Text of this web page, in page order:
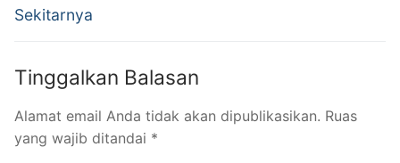
Sekitarnya
Tinggalkan Balasan
Alamat email Anda tidak akan dipublikasikan. Ruas
yang wajib ditandai *